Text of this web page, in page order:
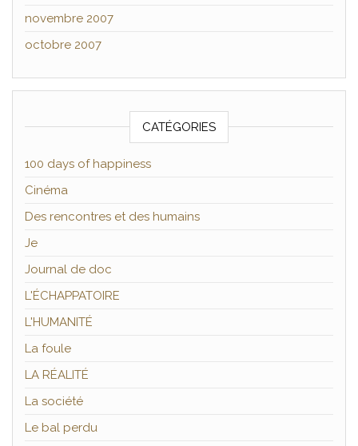
novembre 2007
octobre 2007
CATÉGORIES
100 days of happiness
Cinéma
Des rencontres et des humains
Je
Journal de doc
L'ÉCHAPPATOIRE
L'HUMANITÉ
La foule
LA RÉALITÉ
La société
Le bal perdu